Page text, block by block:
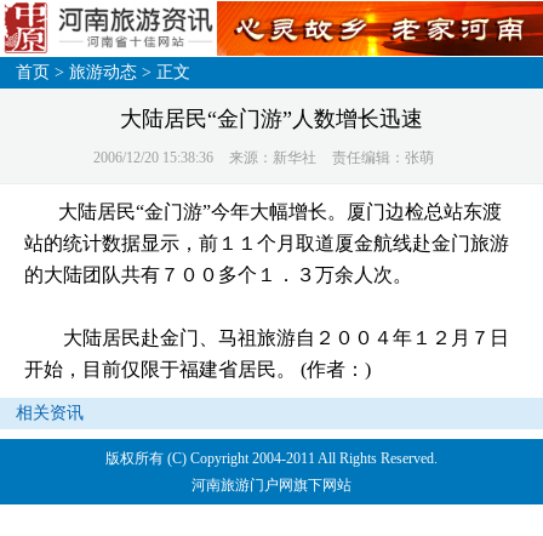
首页 >旅游动态 > 正文
大陆居民“金门游”人数增长迅速
2006/12/20 15:38:36 来源：新华社 责任编辑：张萌
大陆居民“金门游”今年大幅增长。厦门边检总站东渡
站的统计数据显示，前１１个月取道厦金航线赴金门旅游
的大陆团队共有７００多个１．３万余人次。
大陆居民赴金门、马祖旅游自２００４年１２月７日
开始，目前仅限于福建省居民。 (作者：)
相关资讯
版权所有 (C) Copyright 2004-2011 All Rights Reserved.
河南旅游门户网旗下网站